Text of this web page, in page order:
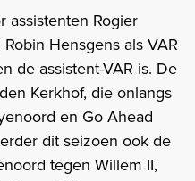
assistenten Rogier
Hensgens als VAR
de assistent-VAR is. De
Kerkhof, die onlangs
en Go Ahead
dit seizoen ook de
tegen Willem II,